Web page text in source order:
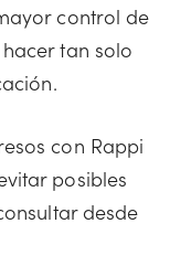
control de
tan solo
con Rappi
posibles
desde